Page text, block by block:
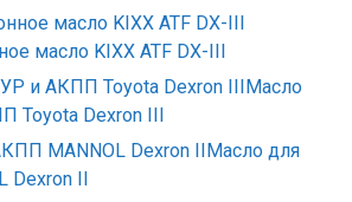
масло KIXX ATF DX-III
Масло
Toyota Dexron III
Масло для
Dexron II